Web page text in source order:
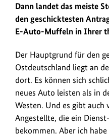
Dann landet das meiste
den geschicktesten
E-Auto-Muffeln in Ihrer
Der Hauptgrund für den
Ostdeutschland liegt an
dort. Es können sich
neues Auto leisten als in
Westen. Und es gibt auch
Angestellte, die ein
bekommen. Aber ich